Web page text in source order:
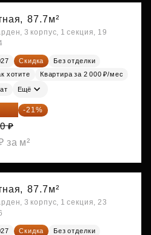
87.7м²
3 корпус, 1 секция, 19
Скидка
Без отделки
хотите
Квартира за 2 000 ₽/мес
Ещё
₽ -21%
₽
за м²
87.7м²
3 корпус, 1 секция, 23
Скидка
Без отделки